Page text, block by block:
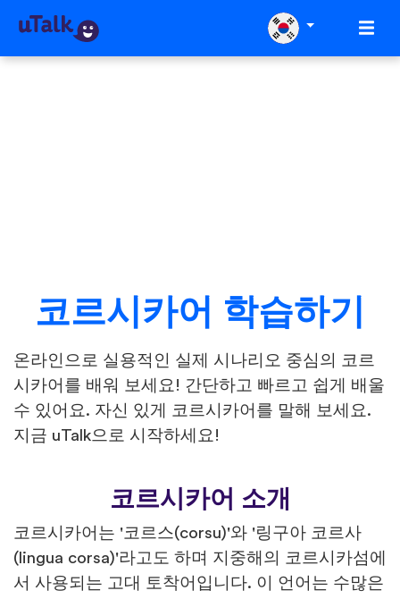
코르시카어 학습하기
온라인으로 실용적인 실제 시나리오 중심의 코르
시카어를 배워 보세요! 간단하고 빠르고 쉽게 배울
수 있어요. 자신 있게 코르시카어를 말해 보세요.
지금 uTalk으로 시작하세요!
코르시카어 소개
코르시카어는 '코르스(corsu)'와 '링구아 코르사
(lingua corsa)'라고도 하며 지중해의 코르시카섬에
서 사용되는 고대 토착어입니다. 이 언어는 수많은